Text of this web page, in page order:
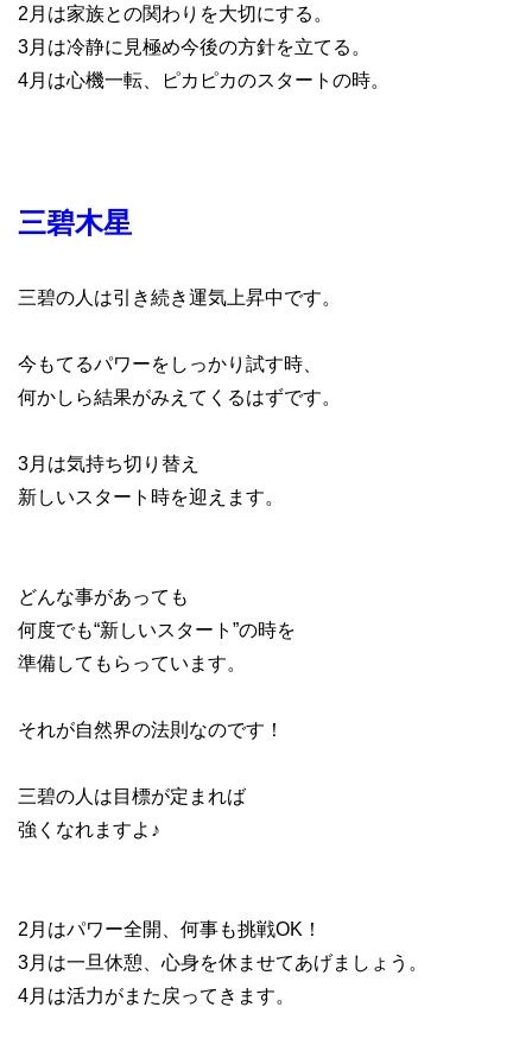
2月は家族との関わりを大切にする。
3月は冷静に見極め今後の方針を立てる。
4月は心機一転、ピカピカのスタートの時。
三碧木星
三碧の人は引き続き運気上昇中です。
今もてるパワーをしっかり試す時、
何かしら結果がみえてくるはずです。
3月は気持ち切り替え
新しいスタート時を迎えます。
どんな事があっても
何度でも“新しいスタート”の時を
準備してもらっています。
それが自然界の法則なのです！
三碧の人は目標が定まれば
強くなれますよ♪
2月はパワー全開、何事も挑戦OK！
3月は一旦休憩、心身を休ませてあげましょう。
4月は活力がまた戻ってきます。